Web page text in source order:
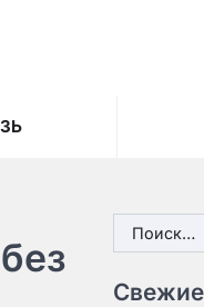
Найти: